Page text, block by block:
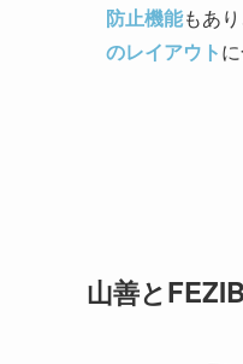
防止機能もあり
のレイアウト
山善と